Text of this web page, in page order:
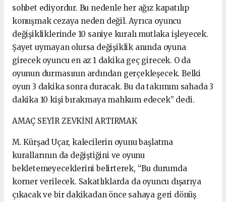
sohbet ediyordur. Bu nedenle her ağız kapatılıp
konuşmak cezaya neden değil. Ayrıca oyuncu
değişikliklerinde 10 saniye kuralı mutlaka işleyecek.
Şayet uymayan olursa değişiklik anında oyuna
girecek oyuncu en az 1 dakika geç girecek. O da
oyunun durmasının ardından gerçekleşecek. Belki
oyun 3 dakika sonra duracak. Bu da takımını sahada 3
dakika 10 kişi bırakmaya mahkum edecek” dedi.
AMAÇ SEYİR ZEVKİNİ ARTIRMAK
M. Kürşad Uçar, kalecilerin oyunu başlatma
kurallarının da değiştiğini ve oyunu
bekletemeyeceklerini belirterek, “Bu durumda
korner verilecek. Sakatlıklarda da oyuncu dışarıya
çıkacak ve bir dakikadan önce sahaya geri dönüş